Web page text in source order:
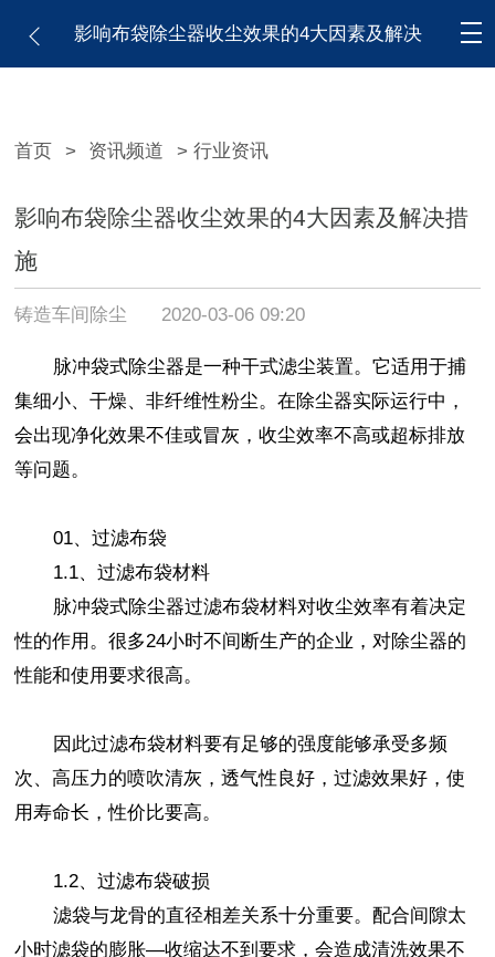
影响布袋除尘器收尘效果的4大因素及解决
首页 > 资讯频道 > 行业资讯
影响布袋除尘器收尘效果的4大因素及解决措
施
铸造车间除尘 2020-03-06 09:20
脉冲袋式除尘器是一种干式滤尘装置。它适用于捕
集细小、干燥、非纤维性粉尘。在除尘器实际运行中，
会出现净化效果不佳或冒灰，收尘效率不高或超标排放
等问题。
01、过滤布袋
1.1、过滤布袋材料
脉冲袋式除尘器过滤布袋材料对收尘效率有着决定
性的作用。很多24小时不间断生产的企业，对除尘器的
性能和使用要求很高。
因此过滤布袋材料要有足够的强度能够承受多频
次、高压力的喷吹清灰，透气性良好，过滤效果好，使
用寿命长，性价比要高。
1.2、过滤布袋破损
滤袋与龙骨的直径相差关系十分重要。配合间隙太
小时滤袋的膨胀—收缩达不到要求，会造成清洗效果不